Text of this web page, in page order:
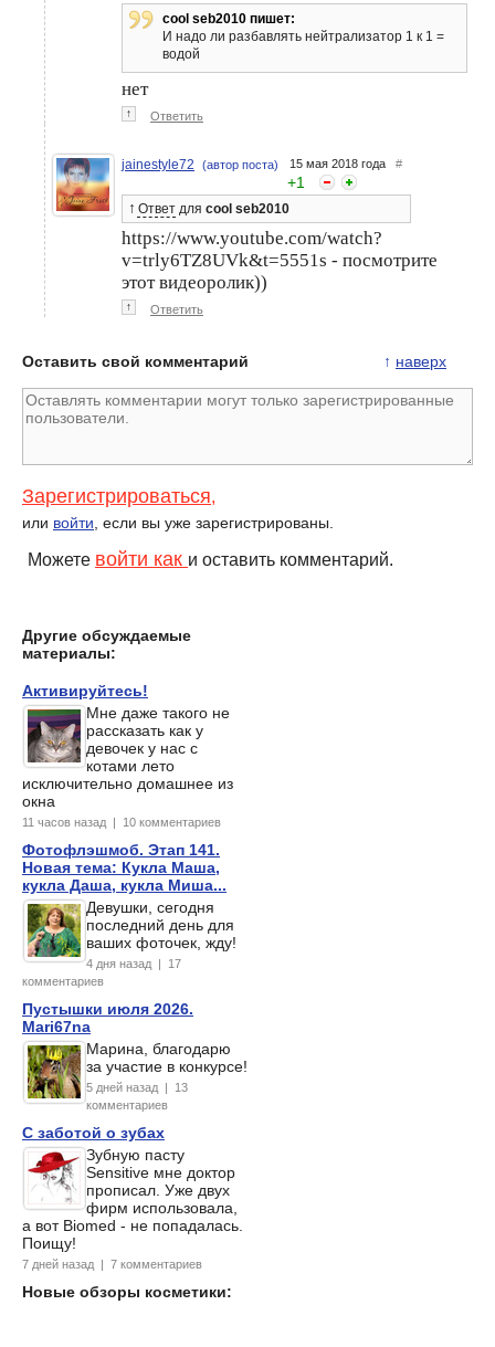
cool seb2010 пишет:
И надо ли разбавлять нейтрализатор 1 к 1 =
водой
нет
↑ Ответить
jainestyle72 (автор поста) 15 мая 2018 года #
+1
↑ Ответ для cool seb2010
https://www.youtube.com/watch?
v=trly6TZ8UVk&t=5551s - посмотрите
этот видеоролик))
↑ Ответить
↑ наверх
Оставить свой комментарий
Зарегистрироваться,
или войти , если вы уже зарегистрированы.
Можете войти как и оставить комментарий.
Другие обсуждаемые
материалы:
Активируйтесь!
Мне даже такого не
рассказать как у
девочек у нас с
котами лето
исключительно домашнее из
окна
11 часов назад | 10 комментариев
Фотофлэшмоб. Этап 141.
Новая тема: Кукла Маша,
кукла Даша, кукла Миша...
Девушки, сегодня
последний день для
ваших фоточек, жду!
4 дня назад | 17
комментариев
Пустышки июля 2026.
Mari67na
Марина, благодарю
за участие в конкурсе!
5 дней назад | 13
комментариев
С заботой о зубах
Зубную пасту
Sensitive мне доктор
прописал. Уже двух
фирм использовала,
а вот Biomed - не попадалась.
Поищу!
7 дней назад | 7 комментариев
Новые обзоры косметики: